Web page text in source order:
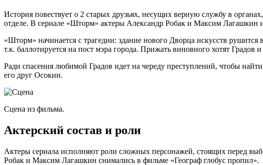
История повествует о 2 старых друзьях, несущих верную службу в
отделе. В сериале «Шторм» актеры Александр Робак и Максим Лагашкин
«Шторм» начинается с трагедии: здание нового Дворца искусств
т.к. баллотируется на пост мэра города. Прижать виновного хотят
Ради спасения любимой Градов идет на череду преступлений, чтобы
его друг Осокин.
Сцена из фильма.
Актерский состав и роли
Актеры сериала исполняют роли сложных персонажей, стоящих перед
Робак и Максим Лагашкин снимались в фильме «Географ глобус пропил».